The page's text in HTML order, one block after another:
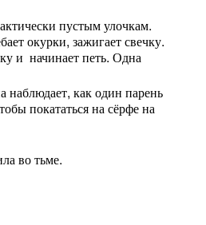
пустым улочкам.
окурки, зажигает свечку.
и начинает петь. Одна
наблюдает, как один парень
покататься на сёрфе на
во тьме.